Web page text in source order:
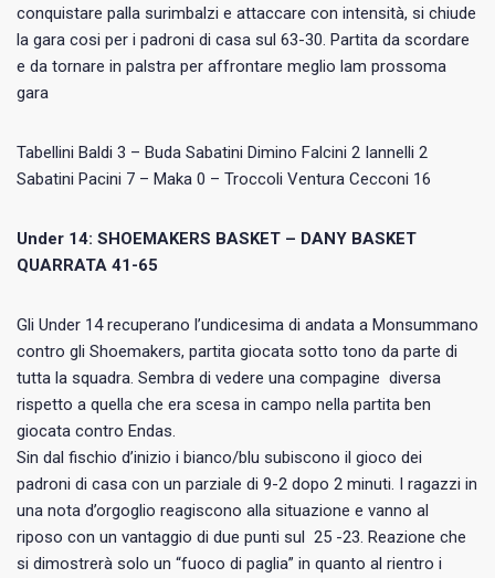
conquistare palla surimbalzi e attaccare con intensità, si chiude
la gara cosi per i padroni di casa sul 63-30. Partita da scordare
e da tornare in palstra per affrontare meglio lam prossoma
gara
Tabellini Baldi 3 – Buda Sabatini Dimino Falcini 2 Iannelli 2
Sabatini Pacini 7 – Maka 0 – Troccoli Ventura Cecconi 16
Under 14: SHOEMAKERS BASKET – DANY BASKET
QUARRATA 41-65
Gli Under 14 recuperano l’undicesima di andata a Monsummano
contro gli Shoemakers, partita giocata sotto tono da parte di
tutta la squadra. Sembra di vedere una compagine diversa
rispetto a quella che era scesa in campo nella partita ben
giocata contro Endas.
Sin dal fischio d’inizio i bianco/blu subiscono il gioco dei
padroni di casa con un parziale di 9-2 dopo 2 minuti. I ragazzi in
una nota d’orgoglio reagiscono alla situazione e vanno al
riposo con un vantaggio di due punti sul 25 -23. Reazione che
si dimostrerà solo un “fuoco di paglia” in quanto al rientro i